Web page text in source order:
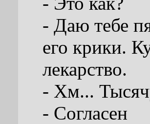
- Даю тебе
его крики.
лекарство.
- Хм...
- Согласен